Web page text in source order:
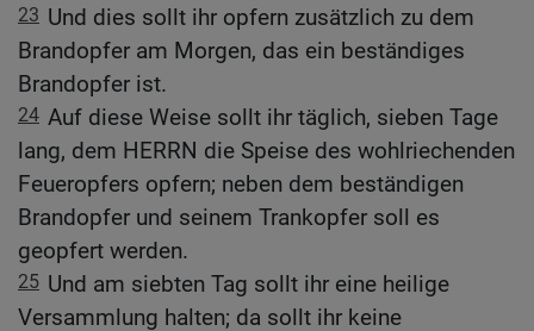
23 Und dies sollt ihr opfern zusätzlich zu dem
Brandopfer am Morgen, das ein beständiges
Brandopfer ist.
24 Auf diese Weise sollt ihr täglich, sieben Tage
lang, dem HERRN die Speise des wohlriechenden
Feueropfers opfern; neben dem beständigen
Brandopfer und seinem Trankopfer soll es
geopfert werden.
25 Und am siebten Tag sollt ihr eine heilige
Versammlung halten; da sollt ihr keine